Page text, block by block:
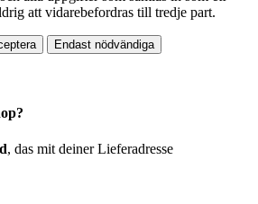
att vidarebefordras till tredje part.
Endast nödvändiga
, das mit deiner Lieferadresse